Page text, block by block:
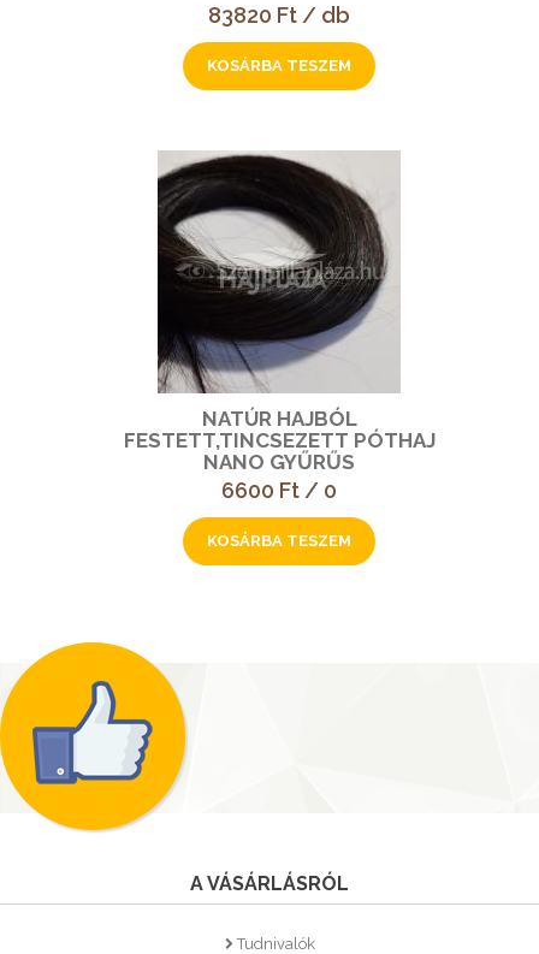
83820 Ft / db
NATÚR HAJBÓL
FESTETT,TINCSEZETT PÓTHAJ
NANO GYŰRŰS
6600 Ft / 0
A VÁSÁRLÁSRÓL
Tudnivalók